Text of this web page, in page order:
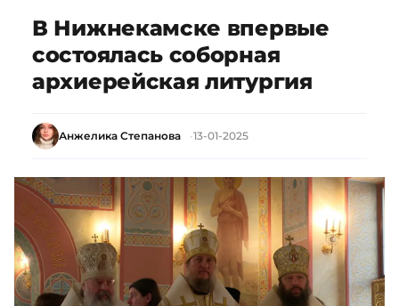
В Нижнекамске впервые
состоялась соборная
архиерейская литургия
Анжелика Степанова 13-01-2025